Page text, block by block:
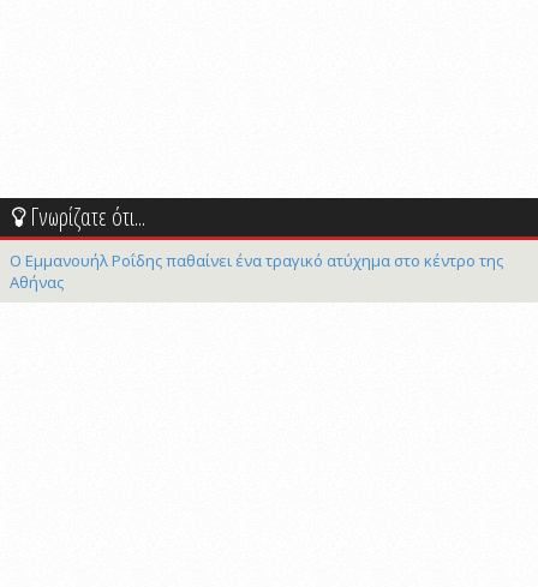
Γνωρίζατε ότι...
Ο Εμμανουήλ Ροΐδης παθαίνει ένα τραγικό ατύχημα στο κέντρο της
Αθήνας